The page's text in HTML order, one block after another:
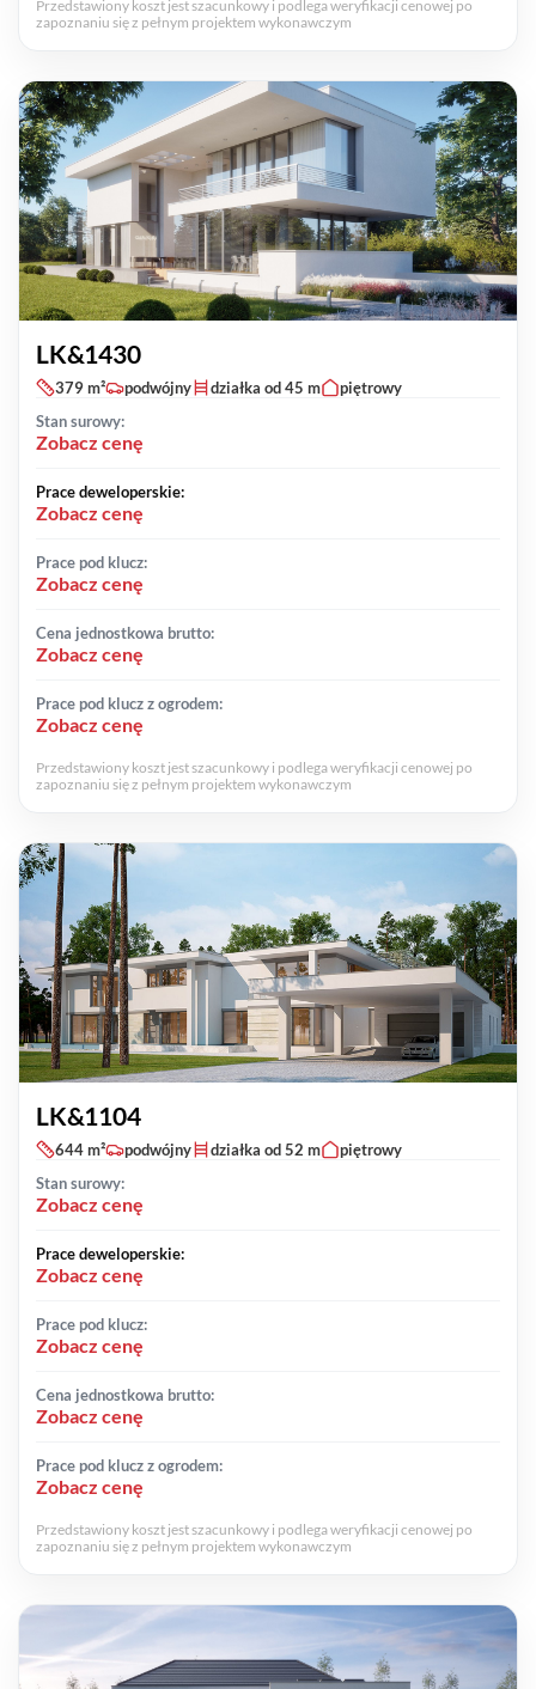
Przedstawiony koszt jest szacunkowy i podlega weryfikacji cenowej po
zapoznaniu się z pełnym projektem wykonawczym
LK&1430
379 m² podwójny działka od 45 m
piętrowy
Stan surowy:
Zobacz cenę
Prace deweloperskie:
Zobacz cenę
Prace pod klucz:
Zobacz cenę
Cena jednostkowa brutto:
Zobacz cenę
Prace pod klucz z ogrodem:
Zobacz cenę
Przedstawiony koszt jest szacunkowy i podlega weryfikacji cenowej po
zapoznaniu się z pełnym projektem wykonawczym
LK&1104
644 m² podwójny działka od 52 m
piętrowy
Stan surowy:
Zobacz cenę
Prace deweloperskie:
Zobacz cenę
Prace pod klucz:
Zobacz cenę
Cena jednostkowa brutto:
Zobacz cenę
Prace pod klucz z ogrodem:
Zobacz cenę
Przedstawiony koszt jest szacunkowy i podlega weryfikacji cenowej po
zapoznaniu się z pełnym projektem wykonawczym